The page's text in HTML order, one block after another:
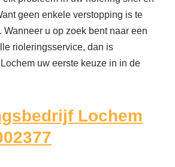
geen enkele verstopping is te
Wanneer u op zoek bent naar een
rioleringsservice, dan is
uw eerste keuze in in de
Lochem